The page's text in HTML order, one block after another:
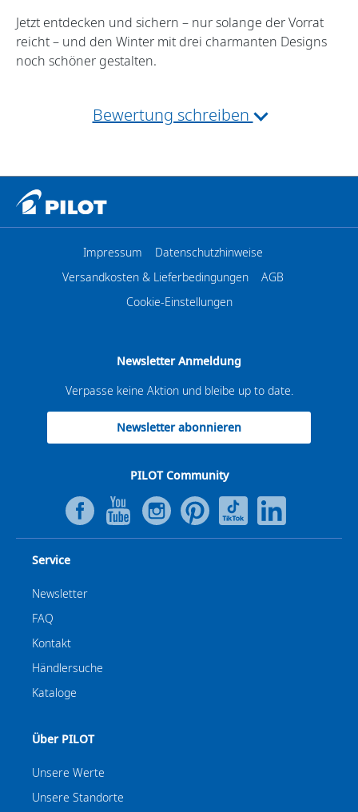
Jetzt entdecken und sichern – nur solange der Vorrat
reicht – und den Winter mit drei charmanten Designs
noch schöner gestalten.
Bewertung schreiben
Impressum
Datenschutzhinweise
Versandkosten & Lieferbedingungen
AGB
Cookie-Einstellungen
Newsletter Anmeldung
Verpasse keine Aktion und bleibe up to date.
Newsletter abonnieren
PILOT Community
Service
Newsletter
FAQ
Kontakt
Händlersuche
Kataloge
Über PILOT
Unsere Werte
Unsere Standorte